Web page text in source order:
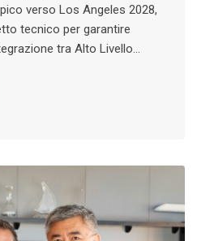
verso Los Angeles 2028,
tecnico per garantire
tra Alto Livello…